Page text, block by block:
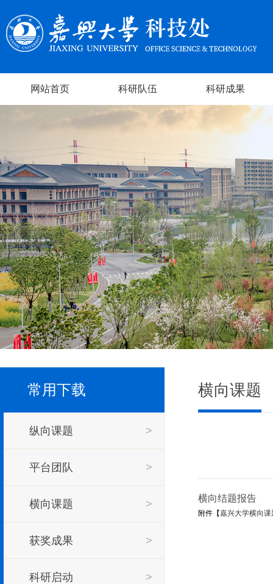
网站首页 科研队伍 科研成果
常用下载
纵向课题 >
平台团队 >
横向课题 >
获奖成果 >
科研启动 >
横向课题
横向结题报告
附件【嘉兴大学横向